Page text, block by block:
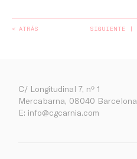
< ATRÁS SIGUIENTE
C/ Longitudinal 7, nº 1
Mercabarna, 08040 Barcelona
E: info@cgcarnia.com